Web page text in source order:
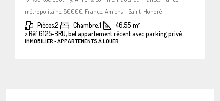
métropolitaine, 80000, France, Amiens - Saint-Honoré
Pièces:2 Chambre:1 46,55 m²
>:Réf G125-BRU, bel appartement récent avec parking privé.
IMMOBILIER - APPARTEMENTS À LOUER